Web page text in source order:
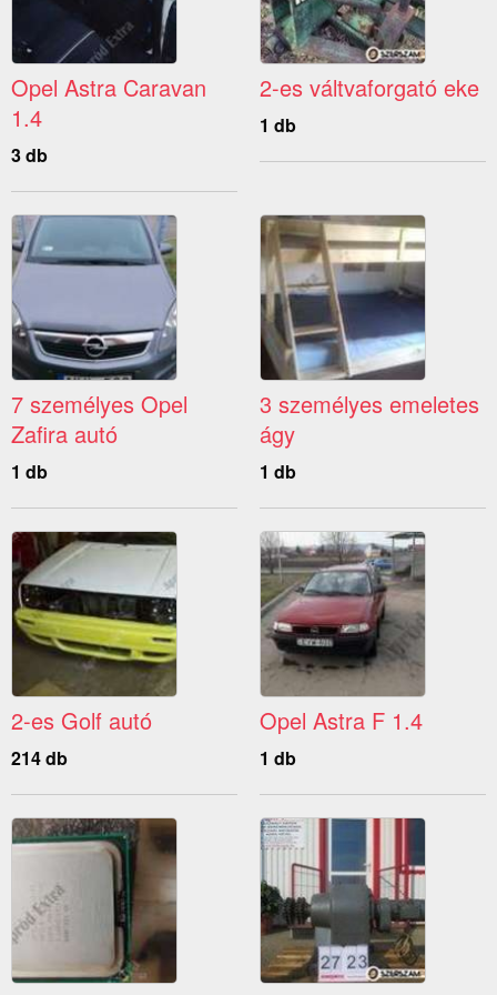
Opel Astra Caravan
1.4
3 db
2-es váltvaforgató eke
1 db
7 személyes Opel
Zafira autó
1 db
3 személyes emeletes
ágy
1 db
2-es Golf autó
214 db
Opel Astra F 1.4
1 db